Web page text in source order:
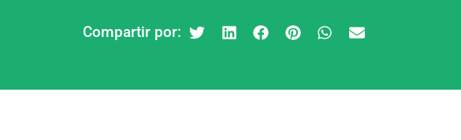
Compartir por: